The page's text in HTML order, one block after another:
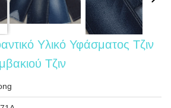
Υλικό Υφάσματος Τζιν
Τζιν